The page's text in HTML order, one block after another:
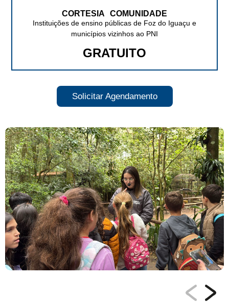
CORTESIA COMUNIDADE
Instituições de ensino públicas de Foz do Iguaçu e
municípios vizinhos ao PNI
GRATUITO
Solicitar Agendamento